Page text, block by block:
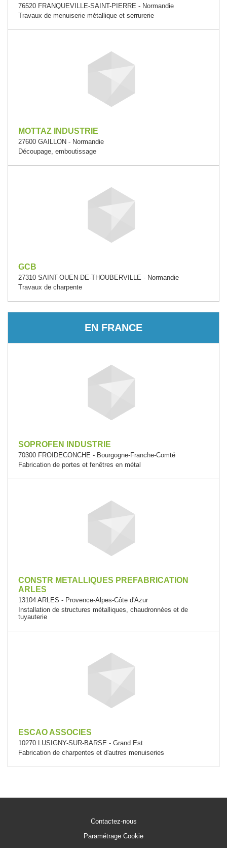
76520 FRANQUEVILLE-SAINT-PIERRE - Normandie
Travaux de menuiserie métallique et serrurerie
MOTTAZ INDUSTRIE
27600 GAILLON - Normandie
Découpage, emboutissage
GCB
27310 SAINT-OUEN-DE-THOUBERVILLE - Normandie
Travaux de charpente
EN FRANCE
SOPROFEN INDUSTRIE
70300 FROIDECONCHE - Bourgogne-Franche-Comté
Fabrication de portes et fenêtres en métal
CONSTR METALLIQUES PREFABRICATION
ARLES
13104 ARLES - Provence-Alpes-Côte d'Azur
Installation de structures métalliques, chaudronnées et de
tuyauterie
ESCAO ASSOCIES
10270 LUSIGNY-SUR-BARSE - Grand Est
Fabrication de charpentes et d'autres menuiseries
Contactez-nous
Paramétrage Cookie